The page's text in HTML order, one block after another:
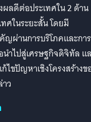
ลดีต่อประเทศใน 2 ด้าน
ศในระยะสั้น โดยมี
ญผ่านการบริโภคและการ
นำไปสู่เศรษฐกิจดิจิทัล แ
ไขปัญหาเชิงโครงสร้างข
ว